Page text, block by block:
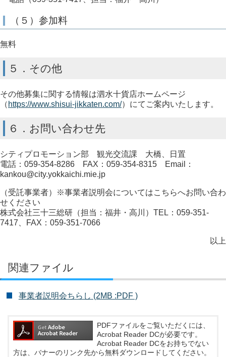
（５）参加料
無料
５．その他
その他募集に関する情報は泗水十貨店ホームページ
（ https://www.shisui-jikkaten.com/）にてご案内いたします。
６．お問い合わせ先
シティプロモーション部 観光交流課 大橋、日置
電話：059-354-8286 FAX：059-354-8315 Email：
kankou@city.yokkaichi.mie.jp
（受託事業者）※事業者説明会についてはこちらへお問い合わ
せください
株式会社三十三総研（担当：福井・高川）TEL：059-351-
7417、FAX：059-351-7066
以上
関連ファイル
事業者説明会ちらし (2MB :PDF )
PDFファイルをご覧いただくには、
Acrobat Reader DCが必要です。
Acrobat Reader DCをお持ちでない
方は、バナーのリンク先から無料ダウンロードしてください。